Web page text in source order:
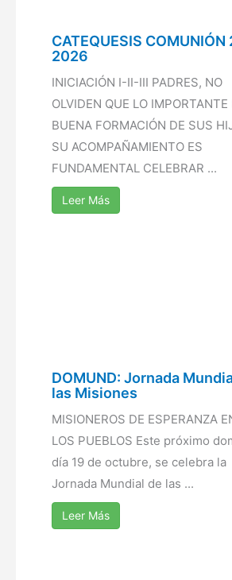
CATEQUESIS
2026
INICIACIÓN I-II-III PADRES, NO
OLVIDEN QUE LO IMPORTANTE
BUENA FORMACIÓN DE SUS
SU ACOMPAÑAMIENTO ES
FUNDAMENTAL CELEBRAR ...
Leer Más
DOMUND: Jornada
las Misiones
MISIONEROS DE ESPERANZA
LOS PUEBLOS Este próximo
día 19 de octubre, se celebra la
Jornada Mundial de las ...
Leer Más